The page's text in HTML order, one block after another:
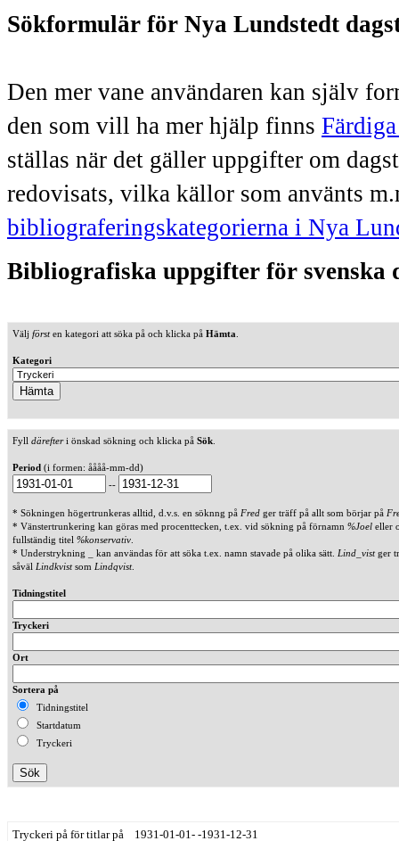
Sökformulär för Nya Lundstedt
Den mer vane användaren kan själv
den som vill ha mer hjälp finns
ställas när det gäller uppgifter om
redovisats, vilka källor som använts
bibliograferingskategorierna i Nya
Bibliografiska uppgifter för svenska
Välj försten kategori att söka på och klicka på Hämta
Kategori
Fyll därefteri önskad sökning och klicka på Sök
Period (i formen: åååå-mm-dd)
--
* Sökningen högertrunkeras alltid, d.v.s. en söknng på Fred ger träff på allt som börjar på
* Vänstertrunkering kan göras med procenttecken, t.ex. vid sökning på förnamn %Joel eller
fullständig titel %konservativ
* Understrykning _ kan användas för att söka t.ex. namn stavade på olika sätt. Lind_vistger
såväl Lindkvistsom Lindqvist.
Tidningstitel
Tryckeri
Ort
Sortera på
Tidningstitel
Startdatum
Tryckeri
Tryckeri på för titlar på 1931-01-01- -1931-12-31